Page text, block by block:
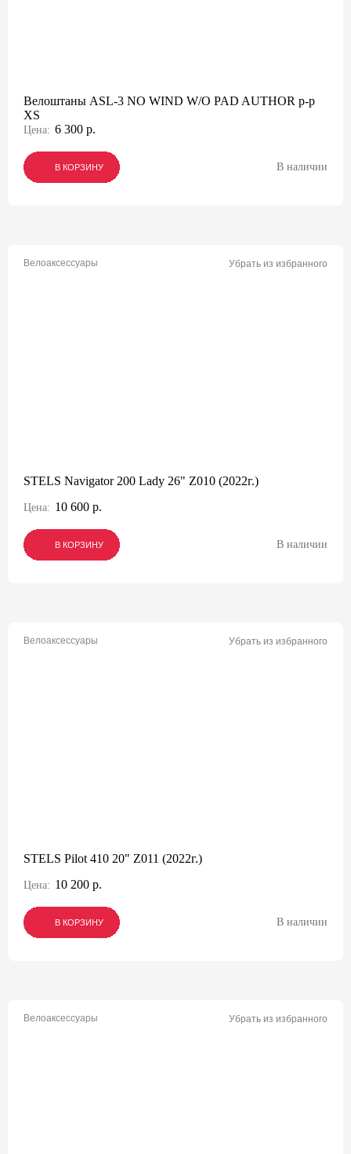
Велоштаны ASL-3 NO WIND W/O PAD AUTHOR р-р
XS
Цена: 6 300 р.
В КОРЗИНУ
В КОРЗИНУ
В КОРЗИНУ В наличии
Велоаксессуары Убрать из избранного
STELS Navigator 200 Lady 26" Z010 (2022г.)
Цена: 10 600 р.
В КОРЗИНУ
В КОРЗИНУ
В КОРЗИНУ В наличии
Велоаксессуары Убрать из избранного
STELS Pilot 410 20" Z011 (2022г.)
Цена: 10 200 р.
В КОРЗИНУ
В КОРЗИНУ
В КОРЗИНУ В наличии
Велоаксессуары Убрать из избранного